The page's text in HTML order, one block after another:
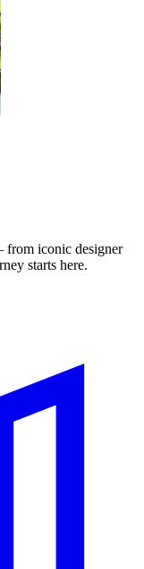
from iconic designer
starts here.